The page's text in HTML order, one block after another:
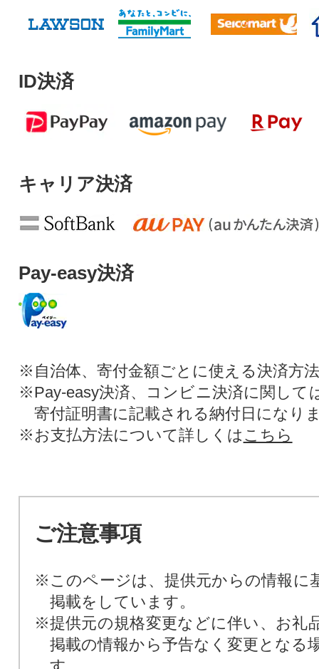
ID決済
キャリア決済
Pay-easy決済
※自治体、寄付金額ごとに使える決済方
※Pay-easy決済、コンビニ決済に関して
寄付証明書に記載される納付日になり
※お支払方法について詳しくは こちら
ご注意事項
※このページは、提供元からの情報に
掲載をしています。
※提供元の規格変更などに伴い、お礼
掲載の情報から予告なく変更となる